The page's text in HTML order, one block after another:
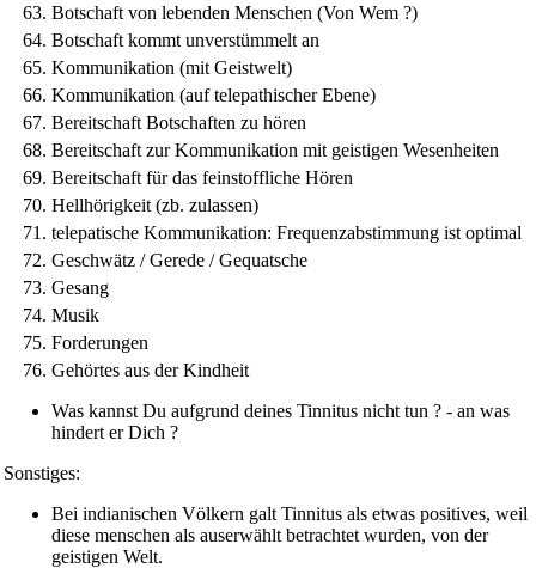
Botschaft von lebenden Menschen (Von Wem ?)
Botschaft kommt unverstümmelt an
Kommunikation (mit Geistwelt)
Kommunikation (auf telepathischer Ebene)
Bereitschaft Botschaften zu hören
Bereitschaft zur Kommunikation mit geistigen Wesenheiten
Bereitschaft für das feinstoffliche Hören
Hellhörigkeit (zb. zulassen)
telepatische Kommunikation: Frequenzabstimmung ist optimal
Geschwätz / Gerede / Gequatsche
Gesang
Musik
Forderungen
Gehörtes aus der Kindheit
Was kannst Du aufgrund deines Tinnitus nicht tun ? - an was
hindert er Dich ?
Sonstiges:
Bei indianischen Völkern galt Tinnitus als etwas positives, weil
diese menschen als auserwählt betrachtet wurden, von der
geistigen Welt.